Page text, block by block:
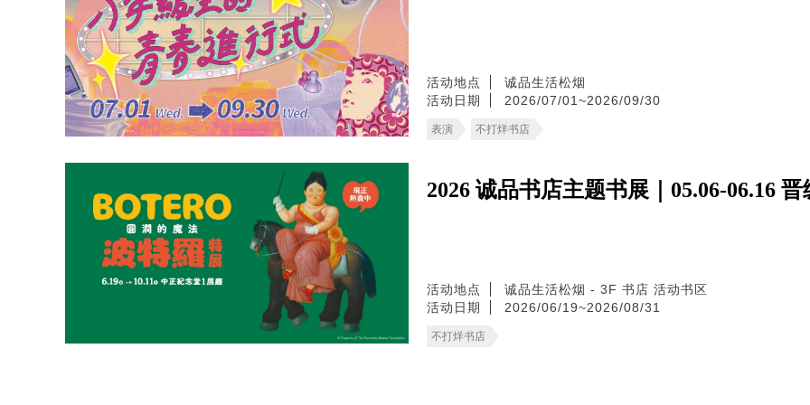
活动地点
诚品生活松烟
活动日期
2026/07/01~2026/09/30
表演 不打烊书店
2026 诚品书店主题书展｜05.06-06.16
活动地点
诚品生活松烟 - 3F 书店 活动书区
活动日期
2026/06/19~2026/08/31
不打烊书店